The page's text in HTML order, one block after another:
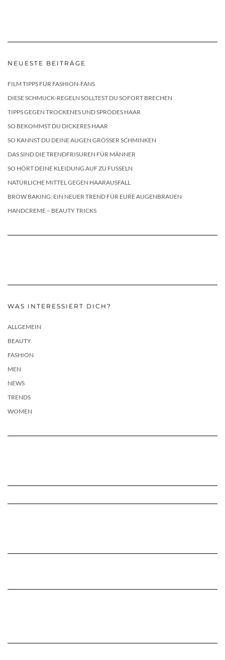
NEUESTE BEITRÄGE
FILM TIPPS FÜR FASHION-FANS
DIESE SCHMUCK-REGELN SOLLTEST DU SOFORT BRECHEN
TIPPS GEGEN TROCKENES UND SPRÖDES HAAR
SO BEKOMMST DU DICKERES HAAR
SO KANNST DU DEINE AUGEN GRÖSSER SCHMINKEN
DAS SIND DIE TRENDFRISUREN FÜR MÄNNER
SO HÖRT DEINE KLEIDUNG AUF ZU FUSSELN
NATÜRLICHE MITTEL GEGEN HAARAUSFALL
BROW BAKING: EIN NEUER TREND FÜR EURE AUGENBRAUEN
HANDCREME – BEAUTY TRICKS
WAS INTERESSIERT DICH?
ALLGEMEIN
BEAUTY
FASHION
MEN
NEWS
TRENDS
WOMEN